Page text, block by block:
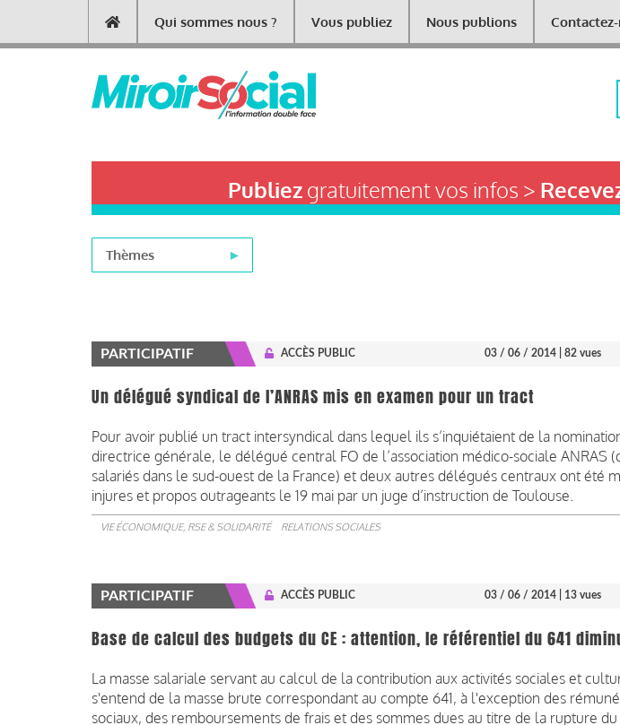
contenu
Main
navigation
Qui sommes nous ? Vous publiez Nous publions
Publiezgratuitement vos infos >
Thèmes
PARTICIPATIF ACCÈS PUBLIC 03 / 06 / 2014 | 82 vues
Un délégué syndical de l’ANRAS mis en examen pour un tract
Pour avoir publié un tract intersyndical dans lequel ils s’inquiétaient de la
directrice générale, le délégué central FO de l’association médico-sociale ANRAS
salariés dans le sud-ouest de la France) et deux autres délégués centraux ont été
injures et propos outrageants le 19 mai par un juge d’instruction de Toulouse.
VIE ÉCONOMIQUE, RSE & SOLIDARITÉ RELATIONS SOCIALES
PARTICIPATIF ACCÈS PUBLIC 03 / 06 / 2014 | 13 vues
Base de calcul des budgets du CE : attention, le référentiel du 641
La masse salariale servant au calcul de la contribution aux activités sociales et
s'entend de la masse brute correspondant au compte 641, à l'exception des
sociaux, des remboursements de frais et des sommes dues au titre de la rupture